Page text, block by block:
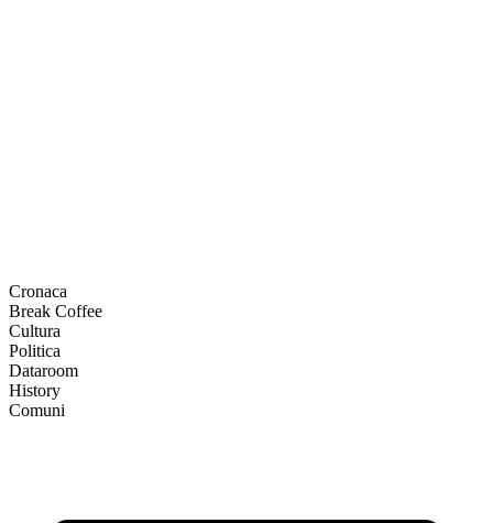
Cronaca
Break Coffee
Cultura
Politica
Dataroom
History
Comuni